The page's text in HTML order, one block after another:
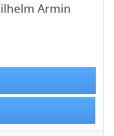
Armin